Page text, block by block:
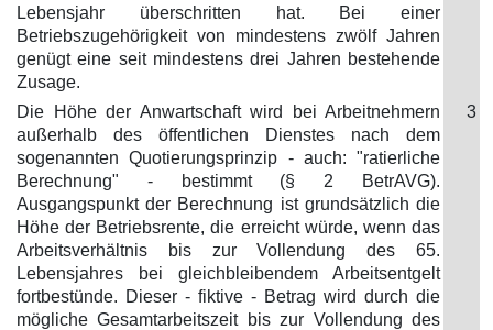
Lebensjahr überschritten hat. Bei einer
Betriebszugehörigkeit von mindestens zwölf Jahren
genügt eine seit mindestens drei Jahren bestehende
Zusage.
Die Höhe der Anwartschaft wird bei Arbeitnehmern
außerhalb des öffentlichen Dienstes nach dem
sogenannten Quotierungsprinzip - auch: "ratierliche
Berechnung" - bestimmt (§ 2 BetrAVG).
Ausgangspunkt der Berechnung ist grundsätzlich die
Höhe der Betriebsrente, die erreicht würde, wenn das
Arbeitsverhältnis bis zur Vollendung des 65.
Lebensjahres bei gleichbleibendem Arbeitsentgelt
fortbestünde. Dieser - fiktive - Betrag wird durch die
mögliche Gesamtarbeitszeit bis zur Vollendung des
3